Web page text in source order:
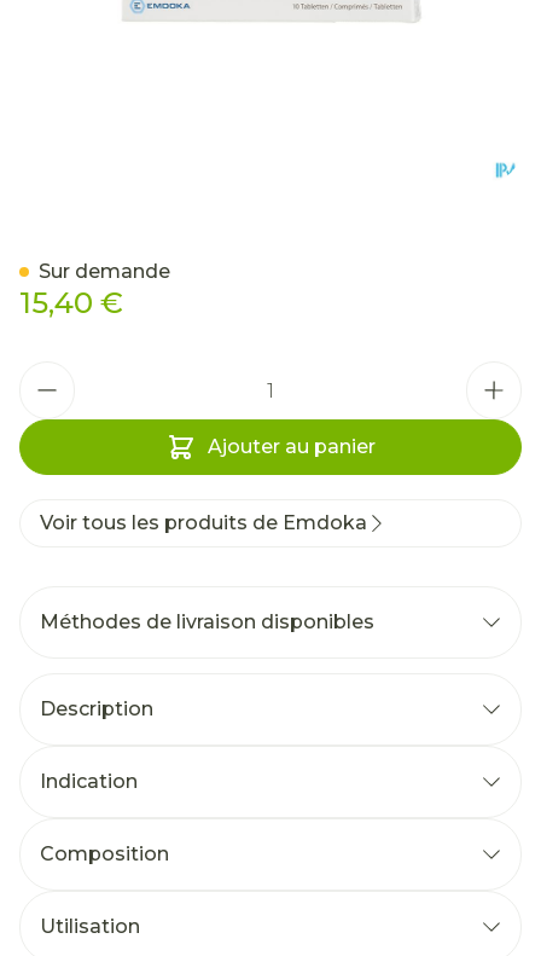
15,40 €
Ajouter au panier
Sur demande
Voir tous les produits de Emdoka
Méthodes de livraison disponibles
Description
Indication
Composition
Utilisation